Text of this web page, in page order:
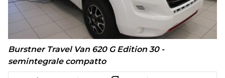
Burstner Travel Van 620 G Edition 30 -
semintegrale compatto